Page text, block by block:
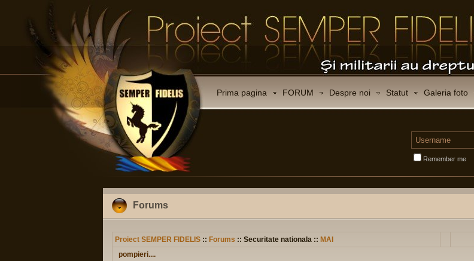
Prima pagina FORUM Despre noi Statut Galeria foto
Remember me
Forums
Proiect SEMPER FIDELIS :: Forums :: Securitate nationala :: MAI
pompieri....